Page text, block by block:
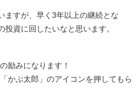
ますが、早く3年以上の継続とな
投資に回したいなと思います。
励みになります！
かぶ太郎」のアイコンを押してもら